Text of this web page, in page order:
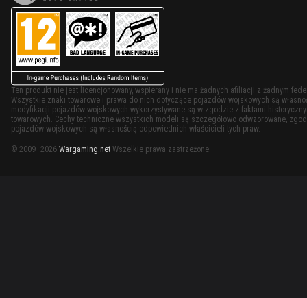
Ten produkt nie jest licencjonowany, wspierany i nie ma żadnych afiliacji z żadnym
Wszystkie znaki towarowe i prawa do nich dotyczące pojazdów wojskowych są
modyfikacji pojazdów wojskowych wykorzystywane są w zgodzie z faktami
towarowych. Cechy techniczne wszystkich modeli są szczegółowo odwzorowane,
pojazdów wojskowych są własnością odpowiednich właścicieli tych praw.
© 2009–2026 Wargaming.net Wszelkie prawa zastrzeżone.